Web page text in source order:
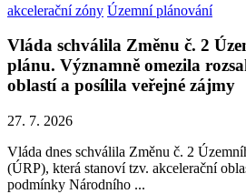
akcelerační zóny Územní plánování
Vláda schválila Změnu č. 2
plánu. Významně omezila
oblastí a posílila veřejné zájmy
27. 7. 2026
Vláda dnes schválila Změnu č. 2
(ÚRP), která stanoví tzv. akcelerační
podmínky Národního ...